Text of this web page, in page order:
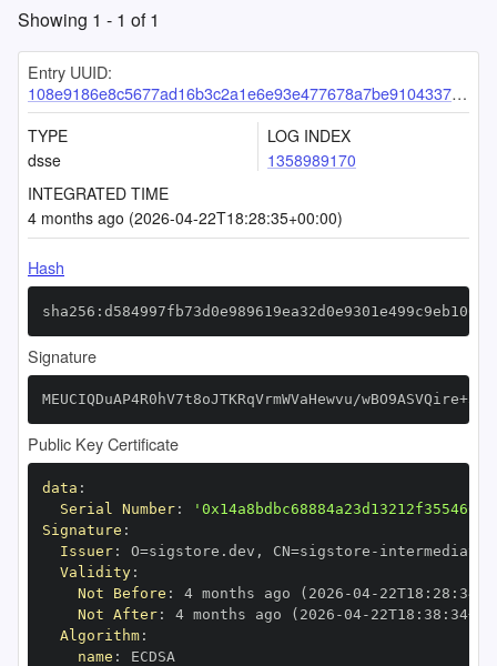
Showing 1 - 1 of1
Entry UUID:
108e9186e8c5677ad16b3c2a1e6e93e477678a7be9104337a2e7ad154cdcf583e112362177be17e6
TYPE
dsse
LOG INDEX
1358989170
INTEGRATED TIME
4 months ago (2026-04-22T18:28:35+00:00)
Hash
Signature
MEUCIQDuAP4R0hV7t8oJTKRqVrmWVaHewvu/
Public Key Certificate
data :
Serial Number:
Signature :
Issuer: O=sigstore.dev , CN=sigstore -
Validity:
Not Before : 4 months ago (2026 -04- 22T18 : 28 :
Not After: 4 months ago (2026 -04- 22T18 : 38 : 34+00
Algorithm:
name :